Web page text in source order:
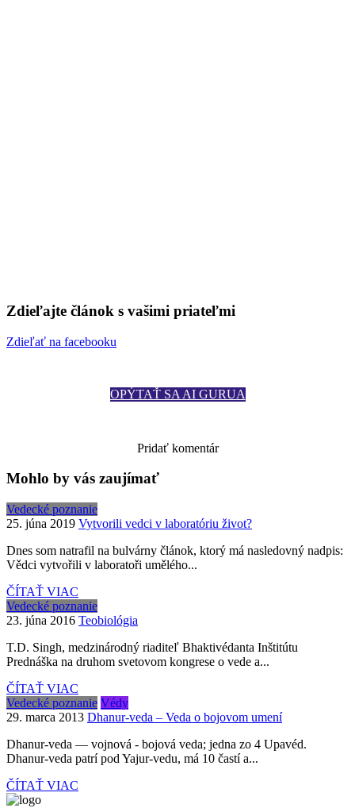
Zdieľajte článok s vašimi priateľmi
Zdieľať na facebooku
OPÝTAŤ SA AI GURUA
Pridať komentár
Mohlo by vás zaujímať
Vedecké poznanie
25. júna 2019 Vytvorili vedci v laboratóriu život?
Dnes som natrafil na bulvárny článok, ktorý má nasledovný nadpis:
Vědci vytvořili v laboratoři umělého...
ČÍTAŤ VIAC
Vedecké poznanie
23. júna 2016 Teobiológia
T.D. Singh, medzinárodný riaditeľ Bhaktivédanta Inštitútu
Prednáška na druhom svetovom kongrese o vede a...
ČÍTAŤ VIAC
Vedecké poznanie Védy
29. marca 2013 Dhanur-veda – Veda o bojovom umení
Dhanur-veda — vojnová - bojová veda; jedna zo 4 Upavéd.
Dhanur-veda patrí pod Yajur-vedu, má 10 častí a...
ČÍTAŤ VIAC